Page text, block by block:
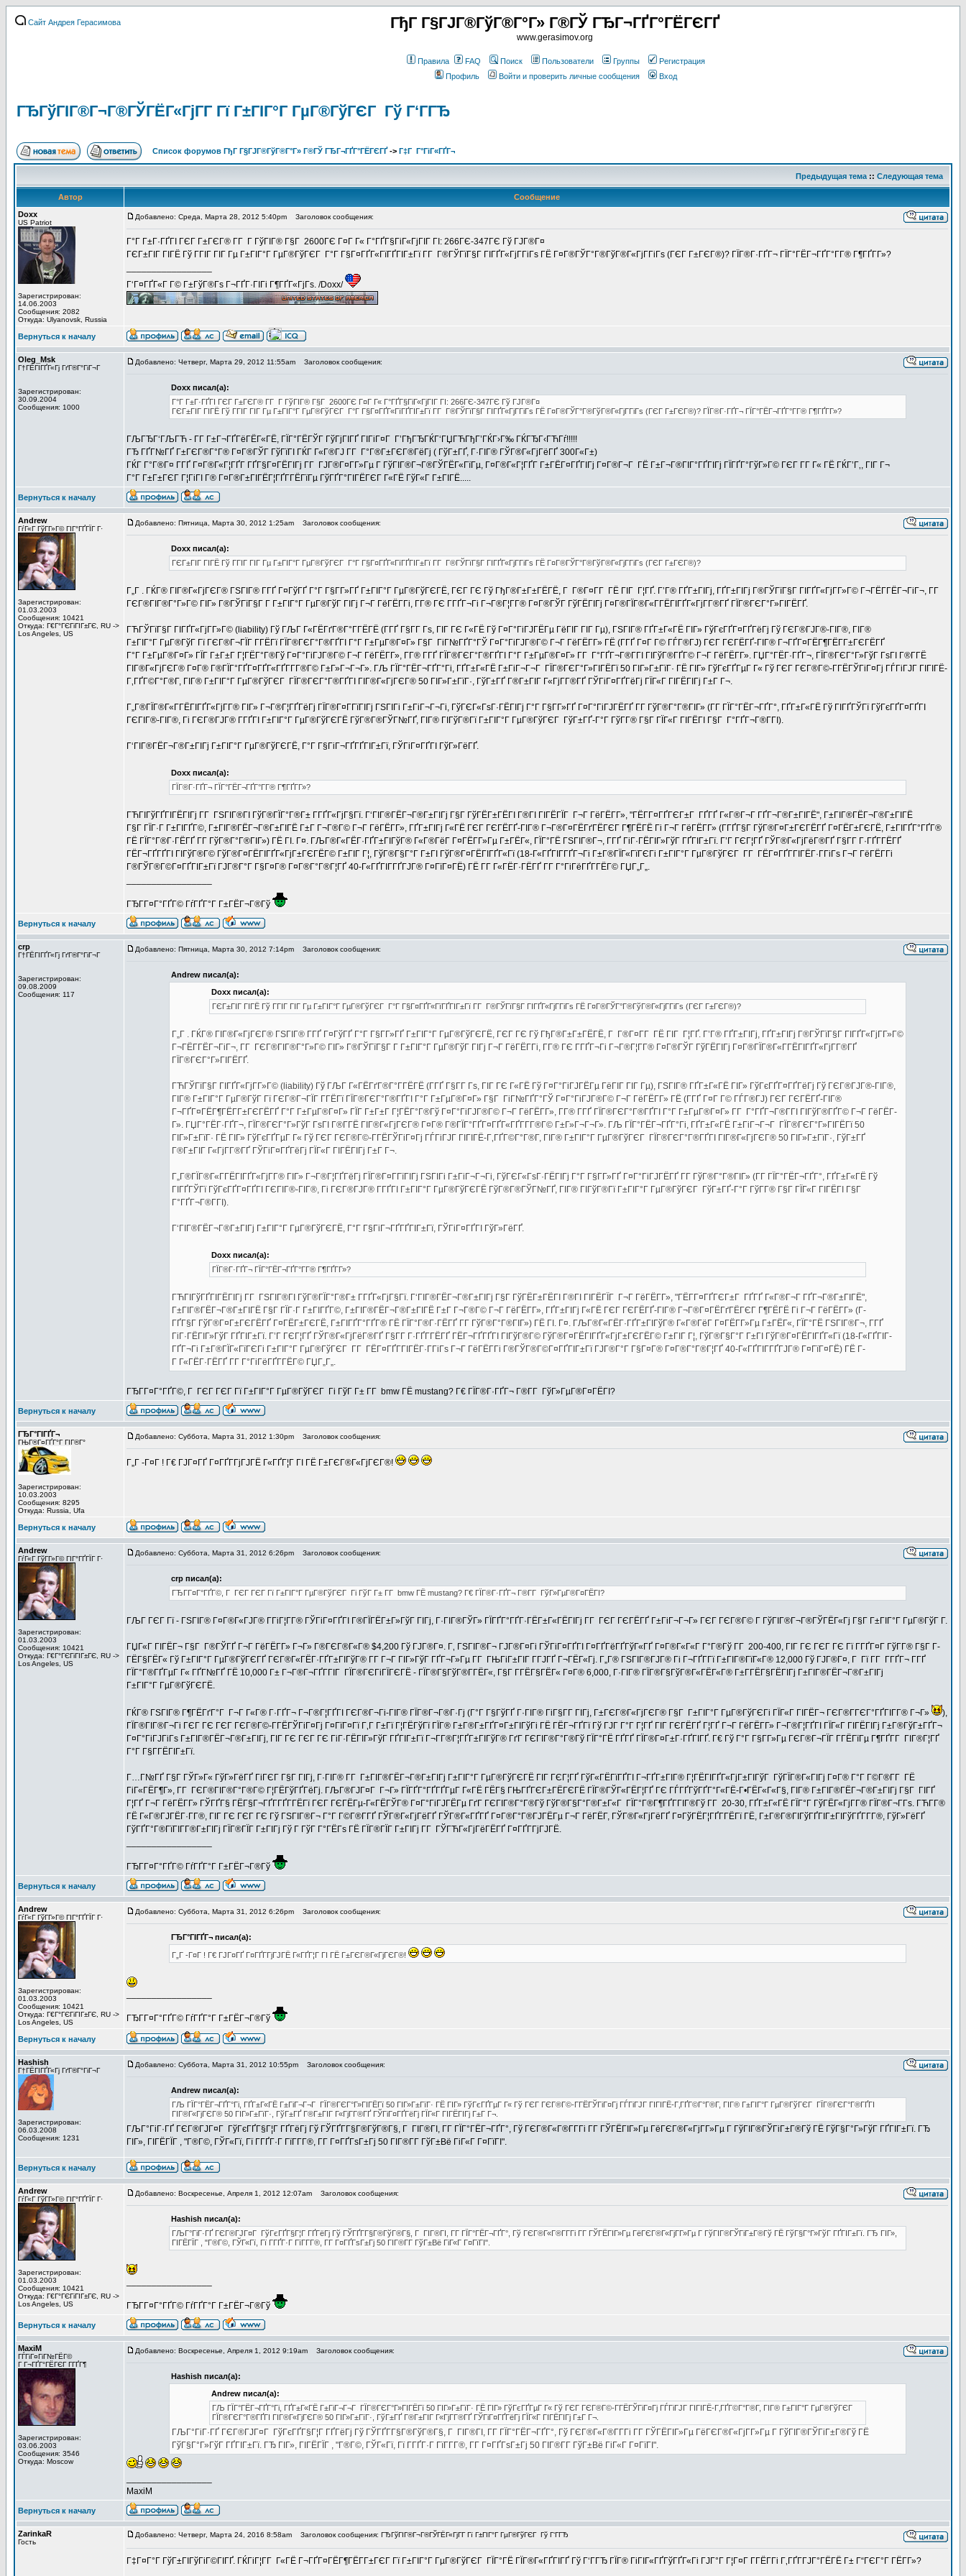
Сайт Андрея Герасимова ГђГ Г§ГЈГ®ГўГ®Г°Г» Г®ГЎ ГЂГ¬ГҐГ°ГЁГЄГҐ
www.gerasimov.org
Правила FAQ Поиск Пользователи Группы
Регистрация
Профиль
Войти и проверить личные сообщения Вход
ГЂГўГІГ®Г¬Г®ГЎГЁГ«ГјГ­Г Гї Г±ГІГ°Г ГµГ®ГўГЄГ Гў Г‘ГГЂ
Список форумов ГђГ Г§ГЈГ®ГўГ®Г°Г» Г®ГЎ ГЂГ¬ГҐГ°ГЁГЄГҐ-> Г‡Г Г°ГіГ«ГҐГ¬
Предыдущая тема :: Следующая тема
Автор
Сообщение
Doxx
US Patriot
Зарегистрирован:
14.06.2003
Сообщения: 2082
Откуда: Ulyanovsk, Russia
Добавлено: Среда, Марта 28, 2012 5:40pm Заголовок сообщения:
Г°Г Г±Г·ГҐГІ ГЄГ Г±ГЄГ® Г­Г Г ГўГІГ® Г§Г 2600ГЄ Г¤Г Г« Г°ГҐГ§ГіГ«ГјГІГ ГІ: 266ГЄ-347ГЄ Гў ГЈГ®Г¤
ГЄГ±ГІГ ГІГЁ Гў ГГІГ ГІГ Гµ Г±ГІГ°Г ГµГ®ГўГЄГ Г°Г Г§Г¤ГҐГ«ГїГҐГІГ±Гї Г­Г Г®ГЎГїГ§Г ГІГҐГ«ГјГ­ГіГѕ ГЁ Г¤Г®ГЎГ°Г®ГўГ®Г«ГјГ­ГіГѕ (ГЄГ Г±ГЄГ®)? ГЇГ®Г·ГҐГ¬ ГЇГ°ГЁГ¬ГҐГ°Г­Г® Г¶ГҐГ­Г»?
Г‘Г¤ГҐГ«Г Г© Г±ГўГ®Гѕ Г¬ГҐГ·ГІГі Г¶ГҐГ«ГјГѕ. /Doxx/
Вернуться к началу
Oleg_Msk
Г†ГЁГІГҐГ«Гј ГґГ®Г°ГіГ¬Г
Зарегистрирован:
30.09.2004
Сообщения: 1000
Добавлено: Четверг, Марта 29, 2012 11:55am Заголовок сообщения:
Doxx писал(а):
Г°Г Г±Г·ГҐГІ ГЄГ Г±ГЄГ® Г­Г Г ГўГІГ® Г§Г 2600ГЄ Г¤Г Г« Г°ГҐГ§ГіГ«ГјГІГ ГІ: 266ГЄ-347ГЄ Гў ГЈГ®Г¤
ГЄГ±ГІГ ГІГЁ Гў ГГІГ ГІГ Гµ Г±ГІГ°Г ГµГ®ГўГЄГ Г°Г Г§Г¤ГҐГ«ГїГҐГІГ±Гї Г­Г Г®ГЎГїГ§Г ГІГҐГ«ГјГ­ГіГѕ ГЁ Г¤Г®ГЎГ°Г®ГўГ®Г«ГјГ­ГіГѕ (ГЄГ Г±ГЄГ®)? ГЇГ®Г·ГҐГ¬ ГЇГ°ГЁГ¬ГҐГ°Г­Г® Г¶ГҐГ­Г»?
ГЉГЂГ‘ГЉГЋ - Г­Г Г±Г¬ГҐГёГЁГ«ГЁ, ГЇГ°ГЁГЎГ ГўГјГІГҐ ГІГіГ¤Г Г’ГђГЂГЌГ‘ГЏГЋГђГ’ГЌГ›Г‰ ГЌГЂГ‹ГЋГѓ!!!!!
ГЂ ГҐГ№ГҐ Г±ГЄГ®Г°Г® Г¤Г®ГЎГ ГўГїГІ ГЌГ Г«Г®ГЈ Г­Г Г°Г®Г±ГЄГ®ГёГј ( ГўГ±ГҐ, Г·ГІГ® ГЎГ®Г«ГјГёГҐ 300Г«Г±)
ГЌГ Г°Г®Г¤ Г­ГҐ Г¤Г®Г«Г¦ГҐГ­ ГҐГ§Г¤ГЁГІГј Г­Г ГЈГ®Г¤Г­Г»Гµ Г ГўГІГ®Г¬Г®ГЎГЁГ«ГїГµ, Г¤Г®Г«Г¦ГҐГ­ Г±ГЁГ¤ГҐГІГј Г¤Г®Г¬Г ГЁ Г±Г¬Г®ГІГ°ГҐГІГј ГЇГҐГ°ГўГ»Г© ГЄГ Г­Г Г« ГЁ ГЌГ’Г‚, ГІГ Г¬
Г°Г Г±Г±ГЄГ Г¦ГіГІ Г® Г¤Г®Г±ГІГЁГ¦ГҐГ­ГЁГїГµ ГўГҐГ°ГІГЁГЄГ Г«ГЁ ГўГ«Г Г±ГІГЁ.....
Вернуться к началу
Andrew
ГѓГ«Г ГўГ­Г»Г© ГІГ°ГҐГЇГ Г·
Зарегистрирован:
01.03.2003
Сообщения: 10421
Откуда: Г€Г°ГЄГіГІГ±ГЄ, RU ->
Los Angeles, US
Добавлено: Пятница, Марта 30, 2012 1:25am Заголовок сообщения:
Doxx писал(а):
ГЄГ±ГІГ ГІГЁ Гў ГГІГ ГІГ Гµ Г±ГІГ°Г ГµГ®ГўГЄГ Г°Г Г§Г¤ГҐГ«ГїГҐГІГ±Гї Г­Г Г®ГЎГїГ§Г ГІГҐГ«ГјГ­ГіГѕ ГЁ Г¤Г®ГЎГ°Г®ГўГ®Г«ГјГ­ГіГѕ (ГЄГ Г±ГЄГ®)?
Г„Г . ГЌГ® ГІГ®Г«ГјГЄГ® ГЅГІГ® Г­ГҐ Г¤ГўГҐ Г°Г Г§Г­Г»ГҐ Г±ГІГ°Г ГµГ®ГўГЄГЁ, ГЄГ ГЄ Гў ГђГ®Г±Г±ГЁГЁ, Г Г®Г¤Г­Г ГЁ ГІГ Г¦ГҐ. Г’Г® ГҐГ±ГІГј, ГҐГ±ГІГј Г®ГЎГїГ§Г ГІГҐГ«ГјГ­Г»Г© Г¬ГЁГ­ГЁГ¬ГіГ¬, Г­Г
ГЄГ®ГІГ®Г°Г»Г© ГІГ» Г®ГЎГїГ§Г Г­ Г±ГІГ°Г ГµГ®ГўГ ГІГј Г¬Г ГёГЁГ­Гі, Г­Г® ГЄ Г­ГҐГ¬Гі Г¬Г®Г¦Г­Г® Г¤Г®ГЎГ ГўГЁГІГј Г¤Г®ГЇГ®Г«Г­ГЁГІГҐГ«ГјГ­Г®ГҐ ГЇГ®ГЄГ°Г»ГІГЁГҐ.
ГЋГЎГїГ§Г ГІГҐГ«ГјГ­Г»Г© (liability) Гў ГЉГ Г«ГЁГґГ®Г°Г­ГЁГЁ (Г­ГҐ Г§Г­Г Гѕ, ГІГ ГЄ Г«ГЁ Гў Г¤Г°ГіГЈГЁГµ ГёГІГ ГІГ Гµ), ГЅГІГ® ГҐГ±Г«ГЁ ГІГ» ГўГєГҐГ¤ГҐГёГј Гў ГЄГ®ГЈГ®-ГІГ®, ГІГ®
Г±ГІГ°Г ГµГ®ГўГ Гї ГЄГ®Г¬ГЇГ Г­ГЁГї ГЇГ®ГЄГ°Г®ГҐГІ Г°Г Г±ГµГ®Г¤Г» Г§Г ГіГ№ГҐГ°ГЎ Г¤Г°ГіГЈГ®Г© Г¬Г ГёГЁГ­Г» ГЁ (Г­ГҐ Г¤Г Г© ГЃГ®ГЈ) ГЄГ ГЄГЁГҐ-ГІГ® Г¬ГҐГ¤ГЁГ¶ГЁГ­Г±ГЄГЁГҐ
Г°Г Г±ГµГ®Г¤Г» ГЇГ Г±Г±Г Г¦ГЁГ°Г®Гў Г¤Г°ГіГЈГ®Г© Г¬Г ГёГЁГ­Г», Г­Г® Г­ГҐ ГЇГ®ГЄГ°Г®ГҐГІ Г°Г Г±ГµГ®Г¤Г» Г­Г Г°ГҐГ¬Г®Г­ГІ ГІГўГ®ГҐГ© Г¬Г ГёГЁГ­Г». ГЏГ°ГЁГ·ГҐГ¬, ГЇГ®ГЄГ°Г»ГўГ ГѕГІ Г®Г­ГЁ
ГІГ®Г«ГјГЄГ® Г¤Г® Г®ГЇГ°ГҐГ¤ГҐГ«ГҐГ­Г­Г®Г© Г±Г»Г¬Г¬Г». ГЉ ГЇГ°ГЁГ¬ГҐГ°Гі, ГҐГ±Г«ГЁ Г±ГіГ¬Г¬Г ГЇГ®ГЄГ°Г»ГІГЁГї 50 ГІГ»Г±ГїГ· ГЁ ГІГ» ГўГєГҐГµГ Г« Гў ГЄГ ГЄГ®Г©-Г­ГЁГЎГіГ¤Гј ГЃГіГЈГ ГІГІГЁ-
Г‚ГҐГ©Г°Г®Г­, ГІГ® Г±ГІГ°Г ГµГ®ГўГЄГ ГЇГ®ГЄГ°Г®ГҐГІ ГІГ®Г«ГјГЄГ® 50 ГІГ»Г±ГїГ·, ГўГ±ГҐ Г®Г±ГІГ Г«ГјГ­Г®ГҐ ГЎГіГ¤ГҐГёГј ГЇГ«Г ГІГЁГІГј Г±Г Г¬.
Г„Г®ГЇГ®Г«Г­ГЁГІГҐГ«ГјГ­Г® ГІГ» Г¬Г®Г¦ГҐГёГј ГЇГ®Г¤Г­ГїГІГј ГЅГІГі Г±ГіГ¬Г¬Гі, ГўГЄГ«ГѕГ·ГЁГІГј Г°Г Г§Г­Г»ГҐ Г¤Г°ГіГЈГЁГҐ Г­Г ГўГ®Г°Г®ГІГ» (Г­Г ГЇГ°ГЁГ¬ГҐГ°, ГҐГ±Г«ГЁ Гў ГІГҐГЎГї ГўГєГҐГ¤ГҐГІ
ГЄГІГ®-ГІГ®, Гі ГЄГ®ГЈГ® Г­ГҐГІ Г±ГІГ°Г ГµГ®ГўГЄГЁ ГўГ®Г®ГЎГ№ГҐ, ГІГ® ГІГўГ®Гї Г±ГІГ°Г ГµГ®ГўГЄГ ГўГ±ГҐ-Г°Г ГўГ­Г® Г§Г ГЇГ«Г ГІГЁГІ Г§Г Г°ГҐГ¬Г®Г­ГІ).
Г‘ГІГ®ГЁГ¬Г®Г±ГІГј Г±ГІГ°Г ГµГ®ГўГЄГЁ, Г°Г Г§ГіГ¬ГҐГҐГІГ±Гї, ГЎГіГ¤ГҐГІ ГўГ»ГёГҐ.
Doxx писал(а):
ГЇГ®Г·ГҐГ¬ ГЇГ°ГЁГ¬ГҐГ°Г­Г® Г¶ГҐГ­Г»?
ГЋГІГўГҐГІГЁГІГј Г­Г ГЅГІГ®ГІ ГўГ®ГЇГ°Г®Г± Г­ГҐГ«ГјГ§Гї. Г‘ГІГ®ГЁГ¬Г®Г±ГІГј Г§Г ГўГЁГ±ГЁГІ Г®ГІ ГІГЁГЇГ Г¬Г ГёГЁГ­Г», "ГЁГ­Г¤ГҐГЄГ±Г ГҐГҐ Г«Г®Г¬Г ГҐГ¬Г®Г±ГІГЁ", Г±ГІГ®ГЁГ¬Г®Г±ГІГЁ
Г§Г ГЇГ·Г Г±ГІГҐГ©, Г±ГІГ®ГЁГ¬Г®Г±ГІГЁ Г±Г Г¬Г®Г© Г¬Г ГёГЁГ­Г», ГҐГ±ГІГј Г«ГЁ ГЄГ ГЄГЁГҐ-ГІГ® Г¬Г®Г¤ГЁГґГЁГЄГ Г¶ГЁГЁ Гі Г¬Г ГёГЁГ­Г» (Г­ГҐГ§Г ГўГ®Г¤Г±ГЄГЁГҐ Г¤ГЁГ±ГЄГЁ, Г±ГІГҐГ°ГҐГ®
ГЁ ГЇГ°Г®Г·ГЁГҐ Г­Г ГўГ®Г°Г®ГІГ») ГЁ ГІ. Г¤. ГЉГ®Г«ГЁГ·ГҐГ±ГІГўГ® Г«Г®ГёГ Г¤ГЁГ­Г»Гµ Г±ГЁГ«, ГЇГ°ГЁ ГЅГІГ®Г¬, Г­ГҐ ГіГ·ГЁГІГ»ГўГ ГҐГІГ±Гї. Г’Г ГЄГ¦ГҐ ГЎГ®Г«ГјГёГ®ГҐ Г§Г­Г Г·ГҐГ­ГЁГҐ
ГЁГ¬ГҐГҐГІ ГІГўГ®Г© ГўГ®Г¤ГЁГІГҐГ«ГјГ±ГЄГЁГ© Г±ГІГ Г¦, ГўГ®Г§Г°Г Г±ГІ ГўГ®Г¤ГЁГІГҐГ«Гї (18-Г«ГҐГІГ­ГҐГ¬Гі Г±Г®ГЇГ«ГїГЄГі Г±ГІГ°Г ГµГ®ГўГЄГ Г­Г ГЁГ¤ГҐГ­ГІГЁГ·Г­ГіГѕ Г¬Г ГёГЁГ­Гі
Г®ГЎГ®Г©Г¤ГҐГІГ±Гї ГЈГ®Г°Г Г§Г¤Г® Г¤Г®Г°Г®Г¦ГҐ 40-Г«ГҐГІГ­ГҐГЈГ® Г¤ГїГ¤ГЁ) ГЁ Г­Г Г«ГЁГ·ГЁГҐ Г­Г Г°ГіГёГҐГ­ГЁГ© ГЏГ„Г„.
ГЂГ­Г¤Г°ГҐГ© ГѓГҐГ°Г Г±ГЁГ¬Г®Гў
Вернуться к началу
crp
Г†ГЁГІГҐГ«Гј ГґГ®Г°ГіГ¬Г
Зарегистрирован:
09.08.2009
Сообщения: 117
Добавлено: Пятница, Марта 30, 2012 7:14pm Заголовок сообщения:
Andrew писал(а):
Doxx писал(а):
ГЄГ±ГІГ ГІГЁ Гў ГГІГ ГІГ Гµ Г±ГІГ°Г ГµГ®ГўГЄГ Г°Г Г§Г¤ГҐГ«ГїГҐГІГ±Гї Г­Г Г®ГЎГїГ§Г ГІГҐГ«ГјГ­ГіГѕ ГЁ Г¤Г®ГЎГ°Г®ГўГ®Г«ГјГ­ГіГѕ (ГЄГ Г±ГЄГ®)?
Г„Г . ГЌГ® ГІГ®Г«ГјГЄГ® ГЅГІГ® Г­ГҐ Г¤ГўГҐ Г°Г Г§Г­Г»ГҐ Г±ГІГ°Г ГµГ®ГўГЄГЁ, ГЄГ ГЄ Гў ГђГ®Г±Г±ГЁГЁ, Г Г®Г¤Г­Г ГЁ ГІГ Г¦ГҐ. Г’Г® ГҐГ±ГІГј, ГҐГ±ГІГј Г®ГЎГїГ§Г ГІГҐГ«ГјГ­Г»Г©
Г¬ГЁГ­ГЁГ¬ГіГ¬, Г­Г ГЄГ®ГІГ®Г°Г»Г© ГІГ» Г®ГЎГїГ§Г Г­ Г±ГІГ°Г ГµГ®ГўГ ГІГј Г¬Г ГёГЁГ­Гі, Г­Г® ГЄ Г­ГҐГ¬Гі Г¬Г®Г¦Г­Г® Г¤Г®ГЎГ ГўГЁГІГј Г¤Г®ГЇГ®Г«Г­ГЁГІГҐГ«ГјГ­Г®ГҐ
ГЇГ®ГЄГ°Г»ГІГЁГҐ.
ГЋГЎГїГ§Г ГІГҐГ«ГјГ­Г»Г© (liability) Гў ГЉГ Г«ГЁГґГ®Г°Г­ГЁГЁ (Г­ГҐ Г§Г­Г Гѕ, ГІГ ГЄ Г«ГЁ Гў Г¤Г°ГіГЈГЁГµ ГёГІГ ГІГ Гµ), ГЅГІГ® ГҐГ±Г«ГЁ ГІГ» ГўГєГҐГ¤ГҐГёГј Гў ГЄГ®ГЈГ®-ГІГ®,
ГІГ® Г±ГІГ°Г ГµГ®ГўГ Гї ГЄГ®Г¬ГЇГ Г­ГЁГї ГЇГ®ГЄГ°Г®ГҐГІ Г°Г Г±ГµГ®Г¤Г» Г§Г ГіГ№ГҐГ°ГЎ Г¤Г°ГіГЈГ®Г© Г¬Г ГёГЁГ­Г» ГЁ (Г­ГҐ Г¤Г Г© ГЃГ®ГЈ) ГЄГ ГЄГЁГҐ-ГІГ®
Г¬ГҐГ¤ГЁГ¶ГЁГ­Г±ГЄГЁГҐ Г°Г Г±ГµГ®Г¤Г» ГЇГ Г±Г±Г Г¦ГЁГ°Г®Гў Г¤Г°ГіГЈГ®Г© Г¬Г ГёГЁГ­Г», Г­Г® Г­ГҐ ГЇГ®ГЄГ°Г®ГҐГІ Г°Г Г±ГµГ®Г¤Г» Г­Г Г°ГҐГ¬Г®Г­ГІ ГІГўГ®ГҐГ© Г¬Г ГёГЁГ­
Г». ГЏГ°ГЁГ·ГҐГ¬, ГЇГ®ГЄГ°Г»ГўГ ГѕГІ Г®Г­ГЁ ГІГ®Г«ГјГЄГ® Г¤Г® Г®ГЇГ°ГҐГ¤ГҐГ«ГҐГ­Г­Г®Г© Г±Г»Г¬Г¬Г». ГЉ ГЇГ°ГЁГ¬ГҐГ°Гі, ГҐГ±Г«ГЁ Г±ГіГ¬Г¬Г ГЇГ®ГЄГ°Г»ГІГЁГї 50
ГІГ»Г±ГїГ· ГЁ ГІГ» ГўГєГҐГµГ Г« Гў ГЄГ ГЄГ®Г©-Г­ГЁГЎГіГ¤Гј ГЃГіГЈГ ГІГІГЁ-Г‚ГҐГ©Г°Г®Г­, ГІГ® Г±ГІГ°Г ГµГ®ГўГЄГ ГЇГ®ГЄГ°Г®ГҐГІ ГІГ®Г«ГјГЄГ® 50 ГІГ»Г±ГїГ·, ГўГ±ГҐ
Г®Г±ГІГ Г«ГјГ­Г®ГҐ ГЎГіГ¤ГҐГёГј ГЇГ«Г ГІГЁГІГј Г±Г Г¬.
Г„Г®ГЇГ®Г«Г­ГЁГІГҐГ«ГјГ­Г® ГІГ» Г¬Г®Г¦ГҐГёГј ГЇГ®Г¤Г­ГїГІГј ГЅГІГі Г±ГіГ¬Г¬Гі, ГўГЄГ«ГѕГ·ГЁГІГј Г°Г Г§Г­Г»ГҐ Г¤Г°ГіГЈГЁГҐ Г­Г ГўГ®Г°Г®ГІГ» (Г­Г ГЇГ°ГЁГ¬ГҐГ°, ГҐГ±Г«ГЁ Гў
ГІГҐГЎГї ГўГєГҐГ¤ГҐГІ ГЄГІГ®-ГІГ®, Гі ГЄГ®ГЈГ® Г­ГҐГІ Г±ГІГ°Г ГµГ®ГўГЄГЁ ГўГ®Г®ГЎГ№ГҐ, ГІГ® ГІГўГ®Гї Г±ГІГ°Г ГµГ®ГўГЄГ ГўГ±ГҐ-Г°Г ГўГ­Г® Г§Г ГЇГ«Г ГІГЁГІ Г§Г
Г°ГҐГ¬Г®Г­ГІ).
Г‘ГІГ®ГЁГ¬Г®Г±ГІГј Г±ГІГ°Г ГµГ®ГўГЄГЁ, Г°Г Г§ГіГ¬ГҐГҐГІГ±Гї, ГЎГіГ¤ГҐГІ ГўГ»ГёГҐ.
Doxx писал(а):
ГЇГ®Г·ГҐГ¬ ГЇГ°ГЁГ¬ГҐГ°Г­Г® Г¶ГҐГ­Г»?
ГЋГІГўГҐГІГЁГІГј Г­Г ГЅГІГ®ГІ ГўГ®ГЇГ°Г®Г± Г­ГҐГ«ГјГ§Гї. Г‘ГІГ®ГЁГ¬Г®Г±ГІГј Г§Г ГўГЁГ±ГЁГІ Г®ГІ ГІГЁГЇГ Г¬Г ГёГЁГ­Г», "ГЁГ­Г¤ГҐГЄГ±Г ГҐГҐ Г«Г®Г¬Г ГҐГ¬Г®Г±ГІГЁ",
Г±ГІГ®ГЁГ¬Г®Г±ГІГЁ Г§Г ГЇГ·Г Г±ГІГҐГ©, Г±ГІГ®ГЁГ¬Г®Г±ГІГЁ Г±Г Г¬Г®Г© Г¬Г ГёГЁГ­Г», ГҐГ±ГІГј Г«ГЁ ГЄГ ГЄГЁГҐ-ГІГ® Г¬Г®Г¤ГЁГґГЁГЄГ Г¶ГЁГЁ Гі Г¬Г ГёГЁГ­Г» (Г­
ГҐГ§Г ГўГ®Г¤Г±ГЄГЁГҐ Г¤ГЁГ±ГЄГЁ, Г±ГІГҐГ°ГҐГ® ГЁ ГЇГ°Г®Г·ГЁГҐ Г­Г ГўГ®Г°Г®ГІГ») ГЁ ГІ. Г¤. ГЉГ®Г«ГЁГ·ГҐГ±ГІГўГ® Г«Г®ГёГ Г¤ГЁГ­Г»Гµ Г±ГЁГ«, ГЇГ°ГЁ ГЅГІГ®Г¬, Г­ГҐ
ГіГ·ГЁГІГ»ГўГ ГҐГІГ±Гї. Г’Г ГЄГ¦ГҐ ГЎГ®Г«ГјГёГ®ГҐ Г§Г­Г Г·ГҐГ­ГЁГҐ ГЁГ¬ГҐГҐГІ ГІГўГ®Г© ГўГ®Г¤ГЁГІГҐГ«ГјГ±ГЄГЁГ© Г±ГІГ Г¦, ГўГ®Г§Г°Г Г±ГІ ГўГ®Г¤ГЁГІГҐГ«Гї (18-Г«ГҐГІГ­
ГҐГ¬Гі Г±Г®ГЇГ«ГїГЄГі Г±ГІГ°Г ГµГ®ГўГЄГ Г­Г ГЁГ¤ГҐГ­ГІГЁГ·Г­ГіГѕ Г¬Г ГёГЁГ­Гі Г®ГЎГ®Г©Г¤ГҐГІГ±Гї ГЈГ®Г°Г Г§Г¤Г® Г¤Г®Г°Г®Г¦ГҐ 40-Г«ГҐГІГ­ГҐГЈГ® Г¤ГїГ¤ГЁ) ГЁ Г­
Г Г«ГЁГ·ГЁГҐ Г­Г Г°ГіГёГҐГ­ГЁГ© ГЏГ„Г„.
ГЂГ­Г¤Г°ГҐГ©, Г ГЄГ ГЄГ Гї Г±ГІГ°Г ГµГ®ГўГЄГ Гі ГўГ Г± Г­Г bmw ГЁ mustang? Г€ ГЇГ®Г·ГҐГ¬ Г®Г­Г ГўГ»ГµГ®Г¤ГЁГІ?
Вернуться к началу
ГЂГ°ГІГҐГ¬
ГЊГ®Г¤ГҐГ°Г ГІГ®Г°
Зарегистрирован:
10.03.2003
Сообщения: 8295
Откуда: Russia, Ufa
Добавлено: Суббота, Марта 31, 2012 1:30pm Заголовок сообщения:
Г„Г -Г¤Г ! Г€ ГЈГ¤ГҐ Г¤ГҐГ­ГјГЈГЁ Г«ГҐГ¦Г ГІ ГЁ Г±ГЄГ®Г«ГјГЄГ®!
Вернуться к началу
Andrew
ГѓГ«Г ГўГ­Г»Г© ГІГ°ГҐГЇГ Г·
Зарегистрирован:
01.03.2003
Сообщения: 10421
Откуда: Г€Г°ГЄГіГІГ±ГЄ, RU ->
Los Angeles, US
Добавлено: Суббота, Марта 31, 2012 6:26pm Заголовок сообщения:
crp писал(а):
ГЂГ­Г¤Г°ГҐГ©, Г ГЄГ ГЄГ Гї Г±ГІГ°Г ГµГ®ГўГЄГ Гі ГўГ Г± Г­Г bmw ГЁ mustang? Г€ ГЇГ®Г·ГҐГ¬ Г®Г­Г ГўГ»ГµГ®Г¤ГЁГІ?
ГЉГ ГЄГ Гї - ГЅГІГ® Г¤Г®Г«ГЈГ® Г­ГіГ¦Г­Г® ГЎГіГ¤ГҐГІ Г®ГЇГЁГ±Г»ГўГ ГІГј, Г·ГІГ®ГЎГ» ГЇГҐГ°ГҐГ·ГЁГ±Г«ГЁГІГј Г­Г ГЄГ ГЄГЁГҐ Г±ГіГ¬Г¬Г» ГЄГ ГЄГ®Г© Г ГўГІГ®Г¬Г®ГЎГЁГ«Гј Г§Г Г±ГІГ°Г ГµГ®ГўГ Г­.
ГЏГ«Г ГІГЁГ¬ Г§Г Г®ГЎГҐ Г¬Г ГёГЁГ­Г» Г¬Г» Г®ГЄГ®Г«Г® $4,200 Гў ГЈГ®Г¤. Г‚ ГЅГІГ®Г¬ ГЈГ®Г¤Гі ГЎГіГ¤ГҐГІ Г¤ГҐГёГҐГўГ«ГҐ Г¤Г®Г«Г«Г Г°Г®Гў Г­Г 200-400, ГІГ ГЄ ГЄГ ГЄ Гї Г­ГҐГ¤Г ГўГ­Г® Г§Г Г­
ГЁГ§ГЁГ« Гў Г±ГІГ°Г ГµГ®ГўГЄГҐ ГЄГ®Г«ГЁГ·ГҐГ±ГІГўГ® Г­Г Г¬Г ГІГ»ГўГ ГҐГ¬Г»Гµ Г­Г ГЊГіГ±ГІГ Г­ГЈГҐ Г¬ГЁГ«Гј. Г„Г® ГЅГІГ®ГЈГ® Гі Г¬ГҐГ­Гї Г±ГІГ®ГїГ«Г® 12,000 Гў ГЈГ®Г¤, Г Гї Г­Г Г­ГҐГ¬ Г­ГҐ
ГЇГ°Г®ГҐГµГ Г« ГҐГ№ГҐ ГЁ 10,000 Г± Г¬Г®Г¬ГҐГ­ГІГ ГЇГ®ГЄГіГЇГЄГЁ - ГЇГ®Г§ГўГ®Г­ГЁГ«, Г§Г Г­ГЁГ§ГЁГ« Г¤Г® 6,000, Г·ГІГ® ГЇГ®Г§ГўГ®Г«ГЁГ«Г® Г±Г­ГЁГ§ГЁГІГј Г±ГІГ®ГЁГ¬Г®Г±ГІГј
Г±ГІГ°Г ГµГ®ГўГЄГЁ.
ГЌГ® ГЅГІГ® Г¶ГЁГґГ°Г Г¬Г Г«Г® Г·ГҐГ¬ Г¬Г®Г¦ГҐГІ ГЄГ®Г¬Гі-ГІГ® ГЇГ®Г¬Г®Г·Гј (Г°Г Г§ГўГҐ Г·ГІГ® ГіГ§Г­Г ГІГј, Г±ГЄГ®Г«ГјГЄГ® Г§Г Г±ГІГ°Г ГµГ®ГўГЄГі ГЇГ«Г ГІГЁГ¬ ГЄГ®Г­ГЄГ°ГҐГІГ­Г® Г¬Г»
),
ГЇГ®ГІГ®Г¬Гі ГЄГ ГЄ ГЄГ ГЄГ®Г©-Г­ГЁГЎГіГ¤Гј Г¤ГїГ¤Гї Г‚Г Г±Гї Г¦ГЁГўГї ГЇГ® Г±Г®Г±ГҐГ¤Г±ГІГўГі ГЁ ГЁГ¬ГҐГї Гў ГЈГ Г°Г Г¦ГҐ ГІГ ГЄГЁГҐ Г¦ГҐ Г¬Г ГёГЁГ­Г» Г¬Г®Г¦ГҐГІ ГЇГ«Г ГІГЁГІГј Г±Г®ГўГ±ГҐГ¬
Г¤Г°ГіГЈГіГѕ Г±ГІГ®ГЁГ¬Г®Г±ГІГј, ГІГ ГЄ ГЄГ ГЄ ГіГ·ГЁГІГ»ГўГ ГҐГІГ±Гї Г¬Г­Г®Г¦ГҐГ±ГІГўГ® ГґГ ГЄГІГ®Г°Г®Гў ГЇГ°ГЁ ГҐГҐ ГЇГ®Г¤Г±Г·ГҐГІГҐ. Г€ Гў Г°Г Г§Г­Г»Гµ ГЄГ®Г¬ГЇГ Г­ГЁГїГµ Г¶ГҐГ­Г ГІГ®Г¦ГҐ
Г°Г Г§Г­ГЁГІГ±Гї.
Г…Г№ГҐ Г§Г ГЎГ»Г« ГўГ»ГёГҐ ГіГЄГ Г§Г ГІГј, Г·ГІГ® Г­Г Г±ГІГ®ГЁГ¬Г®Г±ГІГј Г±ГІГ°Г ГµГ®ГўГЄГЁ ГІГ ГЄГ¦ГҐ ГўГ«ГЁГїГҐГІ Г¬ГҐГ±ГІГ® Г¦ГЁГІГҐГ«ГјГ±ГІГўГ ГўГЇГ®Г«ГІГј Г¤Г® Г°Г Г©Г®Г­Г ГЁ
ГіГ«ГЁГ¶Г», Г­Г ГЄГ®ГІГ®Г°Г®Г© Г¦ГЁГўГҐГёГј. ГЉГ®ГЈГ¤Г Г¬Г» ГЇГҐГ°ГҐГҐГµГ Г«ГЁ ГЁГ§ ГЊГҐГЄГ±ГЁГЄГЁ ГЇГ®ГЎГ«ГЁГ¦ГҐ ГЄ ГЃГҐГўГҐГ°Г«ГЁ-Г•ГЁГ«Г«Г§, ГІГ® Г±ГІГ®ГЁГ¬Г®Г±ГІГј Г§Г ГІГҐ
Г¦ГҐ Г¬Г ГёГЁГ­Г» ГЎГҐГ§ ГЁГ§Г¬ГҐГ­ГҐГ­ГЁГї ГЄГ ГЄГЁГµ-Г«ГЁГЎГ® Г¤Г°ГіГЈГЁГµ ГґГ ГЄГІГ®Г°Г®Гў ГўГ®Г§Г°Г®Г±Г«Г ГЇГ°Г®Г¶ГҐГ­ГІГ®Гў Г­Г 20-30, ГҐГ±Г«ГЁ ГЇГ°Г ГўГЁГ«ГјГ­Г® ГЇГ®Г¬Г­Гѕ. ГЋГ­Г®
ГЁ Г«Г®ГЈГЁГ·Г­Г®, ГІГ ГЄ ГЄГ ГЄ Гў ГЅГІГ®Г¬ Г°Г Г©Г®Г­ГҐ ГЎГ®Г«ГјГёГҐ ГЎГ®Г«ГҐГҐ Г¤Г®Г°Г®ГЈГЁГµ Г¬Г ГёГЁГ­, ГЎГ®Г«ГјГёГҐ Г¤ГўГЁГ¦ГҐГ­ГЁГї ГЁ, Г±Г®Г®ГІГўГҐГІГ±ГІГўГҐГ­Г­Г®, ГўГ»ГёГҐ
ГўГҐГ°Г®ГїГІГ­Г®Г±ГІГј ГЇГ®ГЇГ Г±ГІГј Гў Г ГўГ Г°ГЁГѕ ГЁ ГЇГ®ГЇГ Г±ГІГј Г­Г ГЎГЋГ«ГјГёГЁГҐ Г¤ГҐГ­ГјГЈГЁ.
ГЂГ­Г¤Г°ГҐГ© ГѓГҐГ°Г Г±ГЁГ¬Г®Гў
Вернуться к началу
Andrew
ГѓГ«Г ГўГ­Г»Г© ГІГ°ГҐГЇГ Г·
Зарегистрирован:
01.03.2003
Сообщения: 10421
Откуда: Г€Г°ГЄГіГІГ±ГЄ, RU ->
Los Angeles, US
Добавлено: Суббота, Марта 31, 2012 6:26pm Заголовок сообщения:
ГЂГ°ГІГҐГ¬ писал(а):
Г„Г -Г¤Г ! Г€ ГЈГ¤ГҐ Г¤ГҐГ­ГјГЈГЁ Г«ГҐГ¦Г ГІ ГЁ Г±ГЄГ®Г«ГјГЄГ®!
ГЂГ­Г¤Г°ГҐГ© ГѓГҐГ°Г Г±ГЁГ¬Г®Гў
Вернуться к началу
Hashish
Г†ГЁГІГҐГ«Гј ГґГ®Г°ГіГ¬Г
Зарегистрирован:
06.03.2008
Сообщения: 1231
Добавлено: Суббота, Марта 31, 2012 10:55pm Заголовок сообщения:
Andrew писал(а):
ГЉ ГЇГ°ГЁГ¬ГҐГ°Гі, ГҐГ±Г«ГЁ Г±ГіГ¬Г¬Г ГЇГ®ГЄГ°Г»ГІГЁГї 50 ГІГ»Г±ГїГ· ГЁ ГІГ» ГўГєГҐГµГ Г« Гў ГЄГ ГЄГ®Г©-Г­ГЁГЎГіГ¤Гј ГЃГіГЈГ ГІГІГЁ-Г‚ГҐГ©Г°Г®Г­, ГІГ® Г±ГІГ°Г ГµГ®ГўГЄГ ГЇГ®ГЄГ°Г®ГҐГІ
ГІГ®Г«ГјГЄГ® 50 ГІГ»Г±ГїГ·, ГўГ±ГҐ Г®Г±ГІГ Г«ГјГ­Г®ГҐ ГЎГіГ¤ГҐГёГј ГЇГ«Г ГІГЁГІГј Г±Г Г¬.
ГЉГ°ГіГ·ГҐ ГЄГ®ГЈГ¤Г ГўГєГҐГ§Г¦Г ГҐГёГј Гў ГЎГҐГ­Г§Г®ГўГ®Г§, Г ГІГ®ГІ, Г­Г ГЇГ°ГЁГ¬ГҐГ°, Гў ГЄГ®Г«Г®Г­Г­Гі Г­Г ГЎГЁГІГ»Гµ ГёГЄГ®Г«ГјГ­Г»Гµ Г ГўГІГ®ГЎГіГ±Г®Гў ГЁ ГўГ§Г°Г»ГўГ ГҐГІГ±Гї. ГЂ
ГІГ», ГІГЁГЇГ , "Г®Г©, ГЎГ«Гї, Гї Г­ГҐГ·Г ГїГ­Г­Г®, Г­Г Г¤ГҐГѕГ±Гј 50 ГІГ®Г­Г­ ГўГ±Вё ГіГ«Г Г¤ГїГІ".
Вернуться к началу
Andrew
ГѓГ«Г ГўГ­Г»Г© ГІГ°ГҐГЇГ Г·
Зарегистрирован:
01.03.2003
Сообщения: 10421
Откуда: Г€Г°ГЄГіГІГ±ГЄ, RU ->
Los Angeles, US
Добавлено: Воскресенье, Апреля 1, 2012 12:07am Заголовок сообщения:
Hashish писал(а):
ГЉГ°ГіГ·ГҐ ГЄГ®ГЈГ¤Г ГўГєГҐГ§Г¦Г ГҐГёГј Гў ГЎГҐГ­Г§Г®ГўГ®Г§, Г ГІГ®ГІ, Г­Г ГЇГ°ГЁГ¬ГҐГ°, Гў ГЄГ®Г«Г®Г­Г­Гі Г­Г ГЎГЁГІГ»Гµ ГёГЄГ®Г«ГјГ­Г»Гµ Г ГўГІГ®ГЎГіГ±Г®Гў ГЁ ГўГ§Г°Г»ГўГ ГҐГІГ±Гї. ГЂ ГІГ»,
ГІГЁГЇГ , "Г®Г©, ГЎГ«Гї, Гї Г­ГҐГ·Г ГїГ­Г­Г®, Г­Г Г¤ГҐГѕГ±Гј 50 ГІГ®Г­Г­ ГўГ±Вё ГіГ«Г Г¤ГїГІ".
ГЂГ­Г¤Г°ГҐГ© ГѓГҐГ°Г Г±ГЁГ¬Г®Гў
Вернуться к началу
MaxiM
ГЃГіГ¤ГіГ№ГЁГ©
Г Г¬ГҐГ°ГЁГЄГ Г­ГҐГ¶
Зарегистрирован:
03.06.2003
Сообщения: 3546
Откуда: Moscow
Добавлено: Воскресенье, Апреля 1, 2012 9:19am Заголовок сообщения:
Hashish писал(а):
Andrew писал(а):
ГЉ ГЇГ°ГЁГ¬ГҐГ°Гі, ГҐГ±Г«ГЁ Г±ГіГ¬Г¬Г ГЇГ®ГЄГ°Г»ГІГЁГї 50 ГІГ»Г±ГїГ· ГЁ ГІГ» ГўГєГҐГµГ Г« Гў ГЄГ ГЄГ®Г©-Г­ГЁГЎГіГ¤Гј ГЃГіГЈГ ГІГІГЁ-Г‚ГҐГ©Г°Г®Г­, ГІГ® Г±ГІГ°Г ГµГ®ГўГЄГ
ГЇГ®ГЄГ°Г®ГҐГІ ГІГ®Г«ГјГЄГ® 50 ГІГ»Г±ГїГ·, ГўГ±ГҐ Г®Г±ГІГ Г«ГјГ­Г®ГҐ ГЎГіГ¤ГҐГёГј ГЇГ«Г ГІГЁГІГј Г±Г Г¬.
ГЉГ°ГіГ·ГҐ ГЄГ®ГЈГ¤Г ГўГєГҐГ§Г¦Г ГҐГёГј Гў ГЎГҐГ­Г§Г®ГўГ®Г§, Г ГІГ®ГІ, Г­Г ГЇГ°ГЁГ¬ГҐГ°, Гў ГЄГ®Г«Г®Г­Г­Гі Г­Г ГЎГЁГІГ»Гµ ГёГЄГ®Г«ГјГ­Г»Гµ Г ГўГІГ®ГЎГіГ±Г®Гў ГЁ
ГўГ§Г°Г»ГўГ ГҐГІГ±Гї. ГЂ ГІГ», ГІГЁГЇГ , "Г®Г©, ГЎГ«Гї, Гї Г­ГҐГ·Г ГїГ­Г­Г®, Г­Г Г¤ГҐГѕГ±Гј 50 ГІГ®Г­Г­ ГўГ±Вё ГіГ«Г Г¤ГїГІ".
MaxiM
Вернуться к началу
ZarinkaR
Гость
Добавлено: Четверг, Марта 24, 2016 8:58am Заголовок сообщения: ГЂГўГІГ®Г¬Г®ГЎГЁГ«ГјГ­Г Гї Г±ГІГ°Г ГµГ®ГўГЄГ Гў Г‘ГГЂ
Г‡Г¤Г°Г ГўГ±ГІГўГіГ©ГІГҐ. ГЌГіГ¦Г­Г Г«ГЁ Г¬ГҐГ¤ГЁГ¶ГЁГ­Г±ГЄГ Гї Г±ГІГ°Г ГµГ®ГўГЄГ ГЇГ°ГЁ ГЇГ®Г«ГҐГІГҐ Гў Г‘ГГЂ ГЇГ® ГіГІГ«ГҐГўГҐГ«Гі ГЈГ°Г Г¦Г¤Г Г­ГЁГ­Гі Г‚ГҐГ­ГЈГ°ГЁГЁ Г± Г“ГЄГ°Г ГЁГ­Г»?